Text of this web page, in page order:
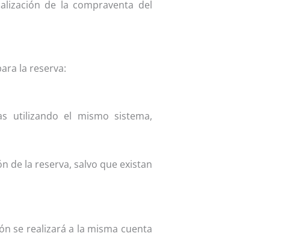
de la compraventa del
la reserva:
utilizando el mismo sistema,
de la reserva, salvo que existan
se realizará a la misma cuenta